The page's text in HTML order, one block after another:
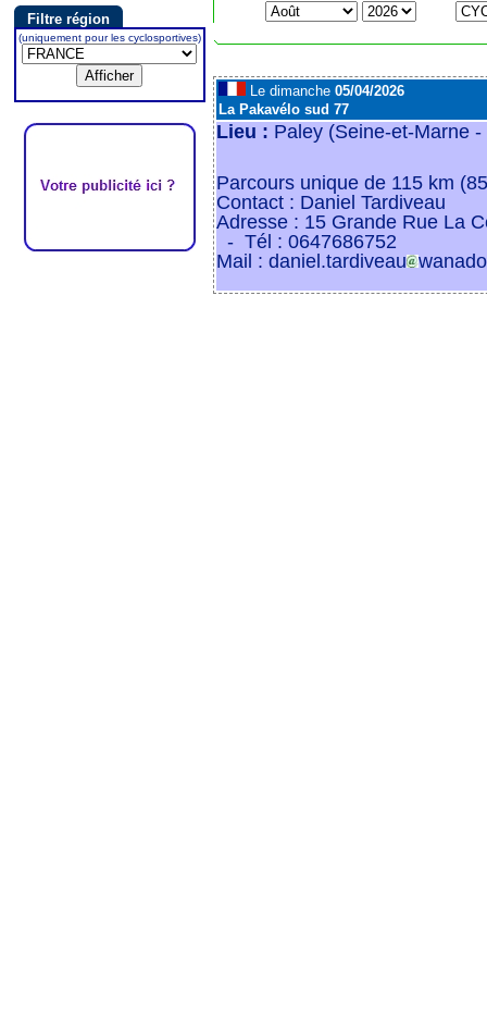
Filtre région
(uniquement pour les cyclosportives)
Le dimanche 05/04/2026
La Pakavélo sud 77
Lieu : Paley (Seine-et-Marne
Parcours unique de 115 km
Contact : Daniel Tardiveau
Adresse : 15 Grande Rue La
- Tél : 0647686752
Mail : daniel.tardiveau